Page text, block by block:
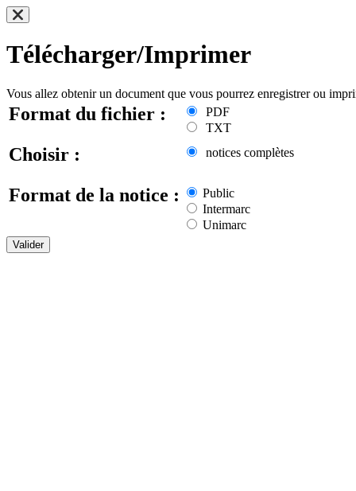
Télécharger/Imprimer
Vous allez obtenir un document que vous pourrez enregistrer ou
Format du fichier :
PDF
TXT
Choisir : notices complètes
Format de la notice :
Public
Intermarc
Unimarc